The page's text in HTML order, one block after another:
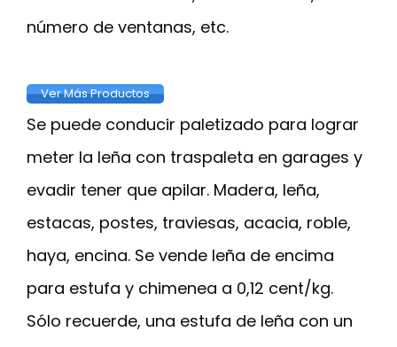
número de ventanas, etc.
Ver Más Productos
Se puede conducir paletizado para lograr
meter la leña con traspaleta en garages y
evadir tener que apilar. Madera, leña,
estacas, postes, traviesas, acacia, roble,
haya, encina. Se vende leña de encima
para estufa y chimenea a 0,12 cent/kg.
Sólo recuerde, una estufa de leña con un